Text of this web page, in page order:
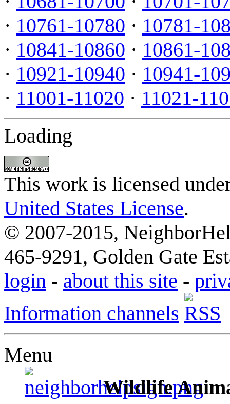
· 10761-10780 · 10781-
· 10841-10860 · 10861-
· 10921-10940 · 10941-
· 11001-11020 · 11021-
Loading
This work is licensed
United States License.
© 2007-2015,
465-9291, Golden Gate
login - about this site -
Information channels
Menu
Wildlife